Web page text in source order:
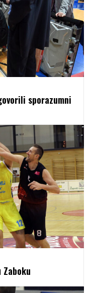
sporazumni